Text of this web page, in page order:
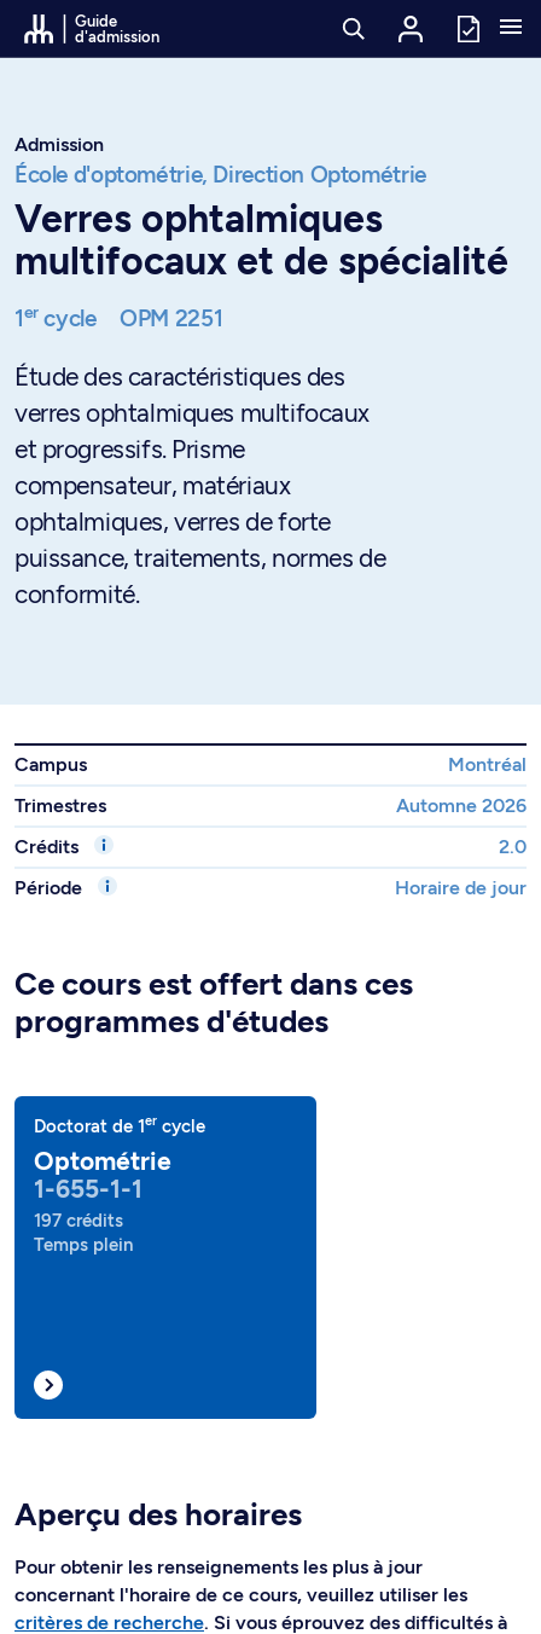
Passer au contenu
Guide
d'admission
Admission
École d'optométrie, Direction Optométrie
Verres ophtalmiques
multifocaux et de spécialité
1ercycle OPM 2251
Étude des caractéristiques des
verres ophtalmiques multifocaux
et progressifs. Prisme
compensateur, matériaux
ophtalmiques, verres de forte
puissance, traitements, normes de
conformité.
Campus
Montréal
Trimestres
Automne 2026
Crédits
2.0
Période
Horaire de jour
Ce cours est offert dans ces
programmes d'études
Doctorat de 1er cycle
Optométrie
1-655-1-1
197 crédits
Temps plein
Aperçu des horaires
Pour obtenir les renseignements les plus à jour
concernant l'horaire de ce cours, veuillez utiliser les
critères de recherche. Si vous éprouvez des difficultés à